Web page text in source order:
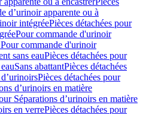
d’urinoir apparente ou à
intégréePièces détachées pour
Pour commande d'urinoir
commande d'urinoir
sans eauPièces détachées pour
Sans abattantPièces détachées
Pièces détachées pour
d’urinoirs en matière
Séparations d’urinoirs en matière
en verrePièces détachées pour